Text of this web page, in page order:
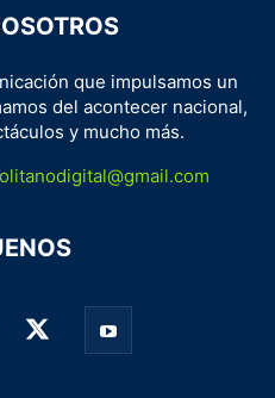
que impulsamos un
del acontecer nacional,
y mucho más.